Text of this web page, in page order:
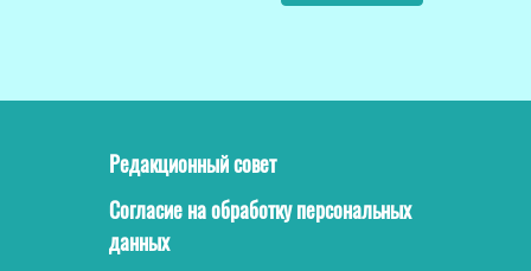
Редакционный совет
Согласие на обработку персональных
данных